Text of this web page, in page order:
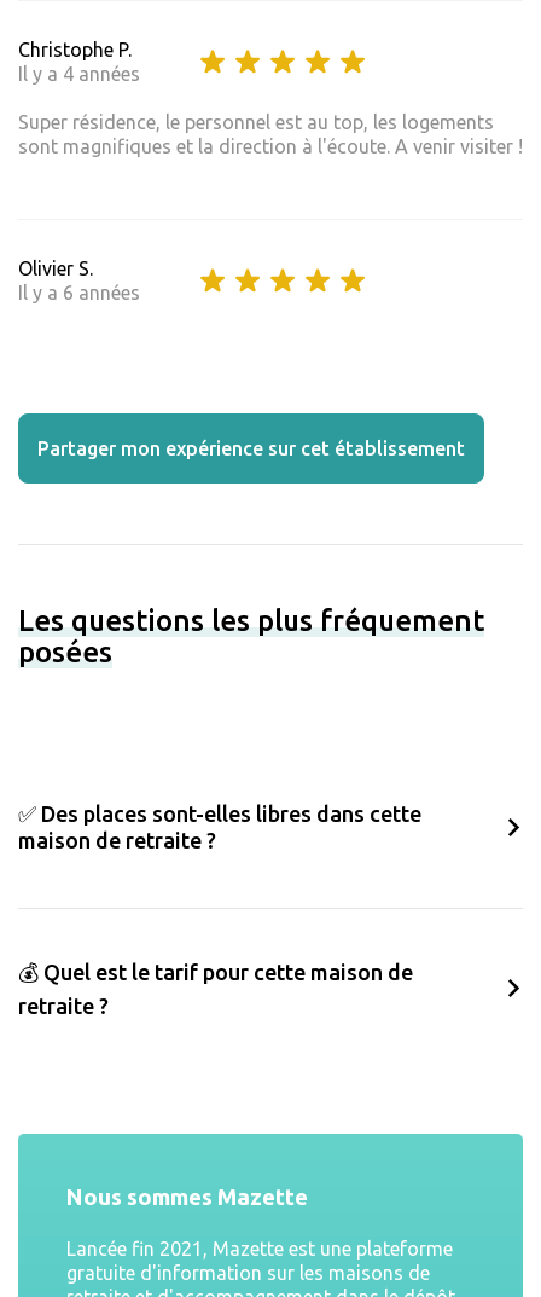
Christophe P.
Il y a 4 années
Super résidence, le personnel est au top, les logements
sont magnifiques et la direction à l'écoute. A venir visiter !
Olivier S.
Il y a 6 années
Partager mon expérience sur cet établissement
Les questions les plus fréquement
posées
✅ Des places sont-elles libres dans cette
maison de retraite ?
💰 Quel est le tarif pour cette maison de
retraite ?
Nous sommes Mazette
Lancée fin 2021, Mazette est une plateforme
gratuite d'information sur les maisons de